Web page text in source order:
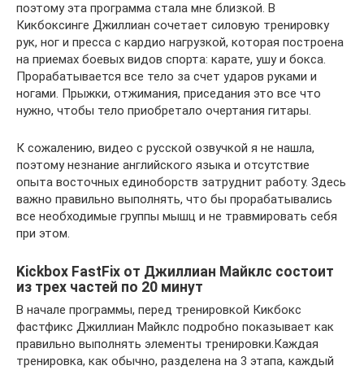
поэтому эта программа стала мне близкой. В
Кикбоксинге Джиллиан сочетает силовую тренировку
рук, ног и пресса с кардио нагрузкой, которая построена
на приемах боевых видов спорта: карате, ушу и бокса.
Прорабатывается все тело за счет ударов руками и
ногами. Прыжки, отжимания, приседания это все что
нужно, чтобы тело приобретало очертания гитары.
К сожалению, видео с русской озвучкой я не нашла,
поэтому незнание английского языка и отсутствие
опыта восточных единоборств затруднит работу. Здесь
важно правильно выполнять, что бы прорабатывались
все необходимые группы мышц и не травмировать себя
при этом.
Kickbox FastFix от Джиллиан Майклс состоит
из трех частей по 20 минут
В начале программы, перед тренировкой Кикбокс
фастфикс Джиллиан Майклс подробно показывает как
правильно выполнять элементы тренировки.Каждая
тренировка, как обычно, разделена на 3 этапа, каждый